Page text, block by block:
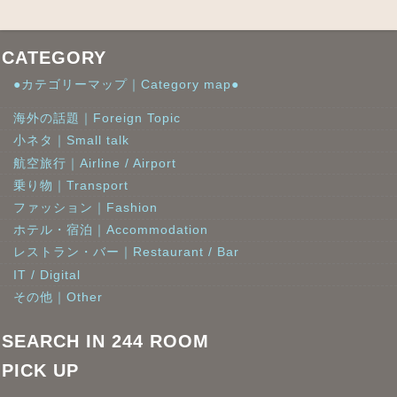
CATEGORY
●カテゴリーマップ｜Category map●
海外の話題｜Foreign Topic
小ネタ｜Small talk
航空旅行｜Airline / Airport
乗り物｜Transport
ファッション｜Fashion
ホテル・宿泊｜Accommodation
レストラン・バー｜Restaurant / Bar
IT / Digital
その他｜Other
SEARCH IN 244 ROOM
PICK UP